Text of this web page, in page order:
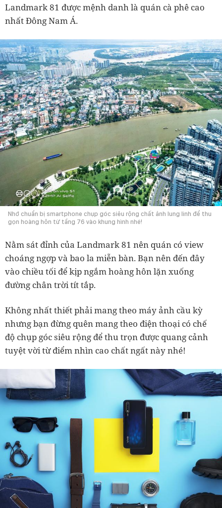
Landmark 81 được mệnh danh là quán cà phê cao
nhất Đông Nam Á.
Nhớ chuẩn bị smartphone chụp góc siêu rộng chất ảnh lung linh để thu
gọn hoàng hôn từ tầng 76 vào khung hình nhé!
Nằm sát đỉnh của Landmark 81 nên quán có view
choáng ngợp và bao la miễn bàn. Bạn nên đến đây
vào chiều tối để kịp ngắm hoàng hôn lặn xuống
đường chân trời tít tắp.
Không nhất thiết phải mang theo máy ảnh cầu kỳ
nhưng bạn đừng quên mang theo điện thoại có chế
độ chụp góc siêu rộng để thu trọn được quang cảnh
tuyệt vời từ điểm nhìn cao chất ngất này nhé!